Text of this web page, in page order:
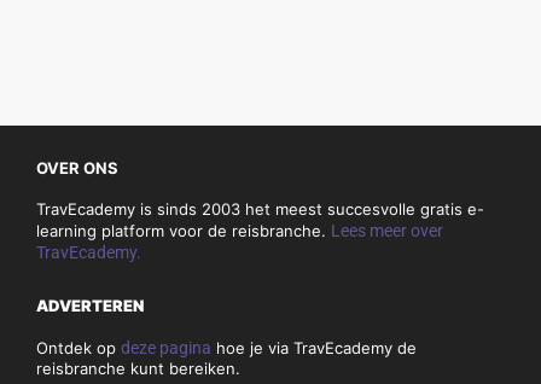
OVER ONS
TravEcademy is sinds 2003 het meest succesvolle gratis e-
learning platform voor de reisbranche. Lees meer over
TravEcademy.
ADVERTEREN
Ontdek op deze pagina hoe je via TravEcademy de
reisbranche kunt bereiken.